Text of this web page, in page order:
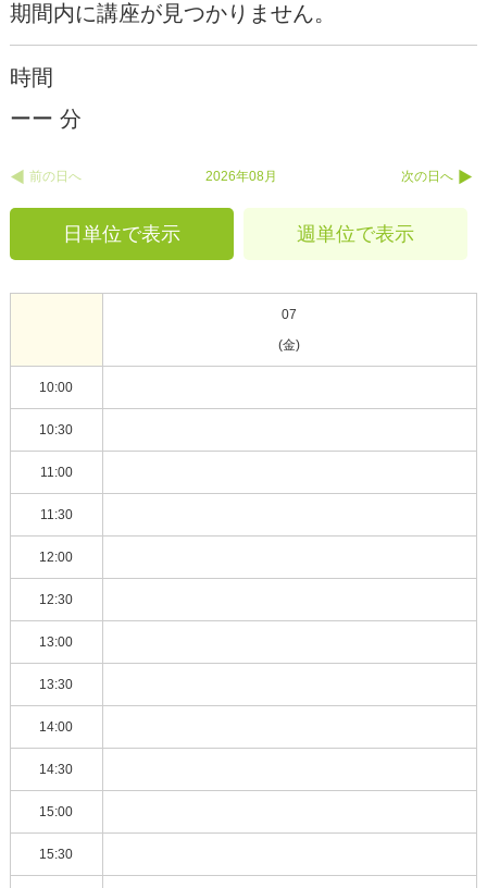
期間内に講座が見つかりません。
時間
ーー 分
前の日へ 2026年08月 次の日へ
週単位で表示
日単位で表示
07
(金)
10:00
10:30
11:00
11:30
12:00
12:30
13:00
13:30
14:00
14:30
15:00
15:30